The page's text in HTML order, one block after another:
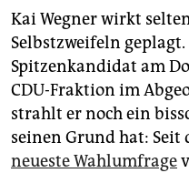
fragen & hilfe
unterstützen
abo
genossenschaft
epaper login
Kai Wegner wirkt
Selbstzweifeln geplagt.
Spitzenkandidat am
CDU-Fraktion im
strahlt er noch ein
seinen Grund hat: Seit
neueste Wahlumfrage